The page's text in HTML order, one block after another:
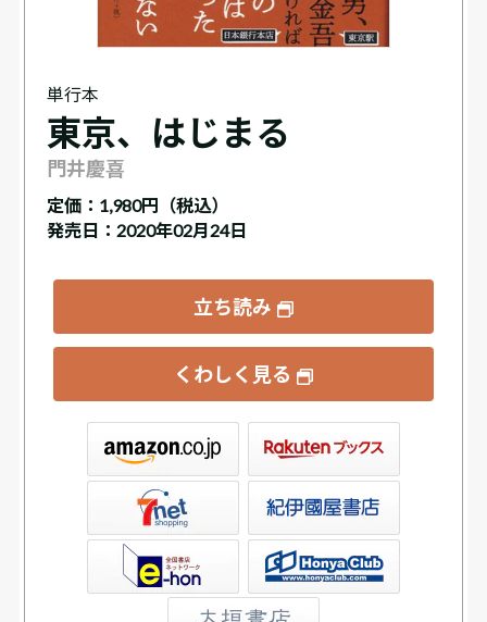
単行本
東京、はじまる
門井慶喜
定価： 1,980円（税込）
発売日：2020年02月24日
立ち読み
くわしく見る
書店ウェブストア